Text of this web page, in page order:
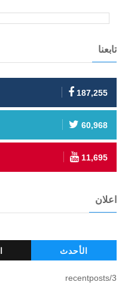
تابعنا
187,255
60,968
11,695
اعلان
الأحدث
3/recentposts